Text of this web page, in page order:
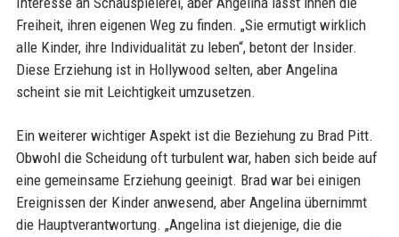
Freiheit, ihren eigenen Weg zu finden. „Sie ermutigt wirklich
alle Kinder, ihre Individualität zu leben“, betont der Insider.
Diese Erziehung ist in Hollywood selten, aber Angelina
scheint sie mit Leichtigkeit umzusetzen.
Ein weiterer wichtiger Aspekt ist die Beziehung zu Brad Pitt.
Obwohl die Scheidung oft turbulent war, haben sich beide auf
eine gemeinsame Erziehung geeinigt. Brad war bei einigen
Ereignissen der Kinder anwesend, aber Angelina übernimmt
die Hauptverantwortung. „Angelina ist diejenige, die die